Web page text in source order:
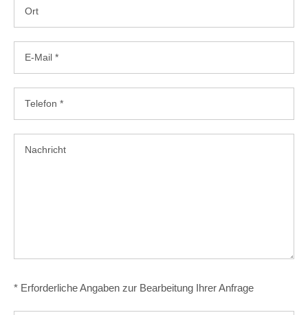
* Erforderliche Angaben zur Bearbeitung Ihrer Anfrage